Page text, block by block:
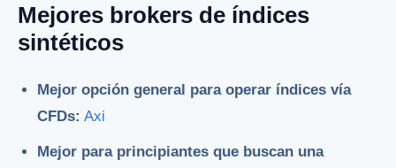
Mejores brokers de índices
sintéticos
Mejor opción general para operar índices vía
CFDs: Axi
Mejor para principiantes que buscan una